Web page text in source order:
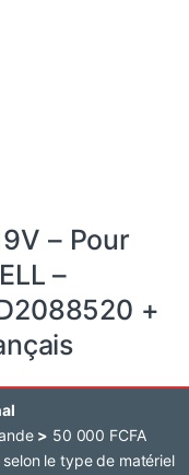
– Pour
–
+
> 50 000 FCFA
le type de matériel